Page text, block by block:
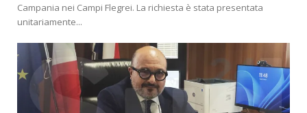
Campania nei Campi Flegrei. La richiesta è stata presentata
unitariamente...